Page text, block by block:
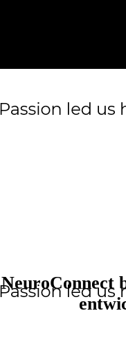
NeuroConnect